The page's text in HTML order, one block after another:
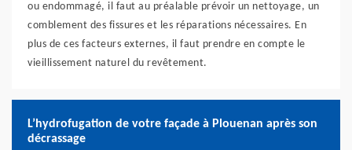
ou endommagé, il faut au préalable prévoir un nettoyage, un
comblement des fissures et les réparations nécessaires. En
plus de ces facteurs externes, il faut prendre en compte le
vieillissement naturel du revêtement.
L’hydrofugation de votre façade à Plouenan après son
décrassage